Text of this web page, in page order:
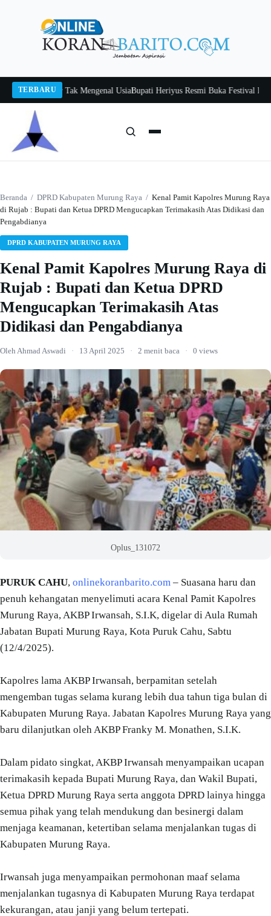
TERBARU
Belajar Tak Mengenal UsiaBupati Heriyus Resmi Buka Festival Budaya
Beranda / DPRD Kabupaten Murung Raya / Kenal Pamit Kapolres Murung Raya
di Rujab : Bupati dan Ketua DPRD Mengucapkan Terimakasih Atas Didikasi dan
Pengabdianya
DPRD KABUPATEN MURUNG RAYA
Kenal Pamit Kapolres Murung Raya di
Rujab : Bupati dan Ketua DPRD
Mengucapkan Terimakasih Atas
Didikasi dan Pengabdianya
Oleh Ahmad Aswadi · 13 April 2025 · 2 menit baca · 0 views
Oplus_131072
PURUK CAHU, onlinekoranbarito.com – Suasana haru dan
penuh kehangatan menyelimuti acara Kenal Pamit Kapolres
Murung Raya, AKBP Irwansah, S.I.K, digelar di Aula Rumah
Jabatan Bupati Murung Raya, Kota Puruk Cahu, Sabtu
(12/4/2025).
Kapolres lama AKBP Irwansah, berpamitan setelah
mengemban tugas selama kurang lebih dua tahun tiga bulan di
Kabupaten Murung Raya. Jabatan Kapolres Murung Raya yang
baru dilanjutkan oleh AKBP Franky M. Monathen, S.I.K.
Dalam pidato singkat, AKBP Irwansah menyampaikan ucapan
terimakasih kepada Bupati Murung Raya, dan Wakil Bupati,
Ketua DPRD Murung Raya serta anggota DPRD lainya hingga
semua pihak yang telah mendukung dan besinergi dalam
menjaga keamanan, ketertiban selama menjalankan tugas di
Kabupaten Murung Raya.
Irwansah juga menyampaikan permohonan maaf selama
menjalankan tugasnya di Kabupaten Murung Raya terdapat
kekurangan, atau janji yang belum tertepati.